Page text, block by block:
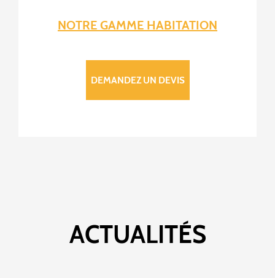
NOTRE GAMME HABITATION
DEMANDEZ UN DEVIS
ACTUALITÉS